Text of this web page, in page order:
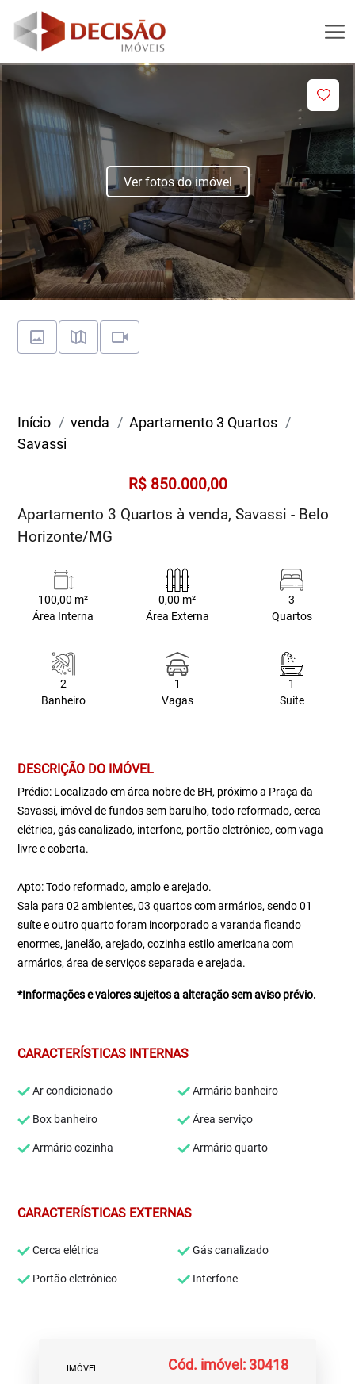
Ver fotos do imóvel
Início venda
Apartamento 3 Quartos
Savassi
R$ 850.000,00
Apartamento 3 Quartos à venda, Savassi - Belo
Horizonte/MG
100,00 m²
Área Interna
0,00 m²
Área Externa
3
Quartos
2
Banheiro
1
Vagas
1
Suite
DESCRIÇÃO DO IMÓVEL
Prédio: Localizado em área nobre de BH, próximo a Praça da
Savassi, imóvel de fundos sem barulho, todo reformado, cerca
elétrica, gás canalizado, interfone, portão eletrônico, com vaga
livre e coberta.
Apto: Todo reformado, amplo e arejado.
Sala para 02 ambientes, 03 quartos com armários, sendo 01
suíte e outro quarto foram incorporado a varanda ficando
enormes, janelão, arejado, cozinha estilo americana com
armários, área de serviços separada e arejada.
*Informações e valores sujeitos a alteração sem aviso prévio.
CARACTERÍSTICAS INTERNAS
Ar condicionado Armário banheiro
Box banheiro Área serviço
Armário cozinha Armário quarto
CARACTERÍSTICAS EXTERNAS
Cerca elétrica Gás canalizado
Portão eletrônico Interfone
IMÓVEL Cód. imóvel: 30418